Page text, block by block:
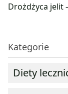
Drożdżyca jelit
Kategorie
Diety